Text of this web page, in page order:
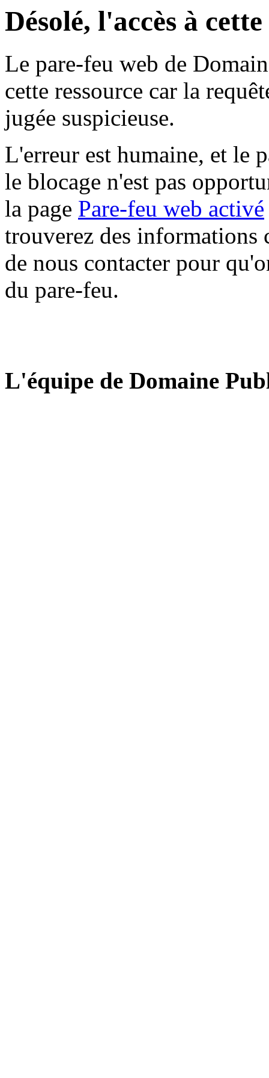
Désolé, l'accès à
Le pare-feu web de
cette ressource car la
jugée suspicieuse.
L'erreur est humaine, et le
le blocage n'est pas
la page Pare-feu web activé
trouverez des informations
de nous contacter pour
du pare-feu.
L'équipe de Domaine